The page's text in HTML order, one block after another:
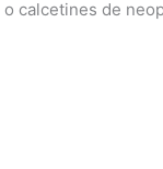
calcetines de